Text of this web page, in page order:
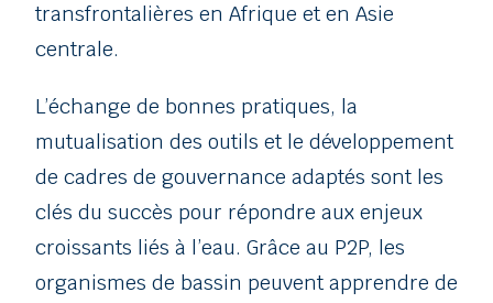
transfrontalières en Afrique et en Asie
centrale.
L’échange de bonnes pratiques, la
mutualisation des outils et le développement
de cadres de gouvernance adaptés sont les
clés du succès pour répondre aux enjeux
croissants liés à l’eau. Grâce au P2P, les
organismes de bassin peuvent apprendre de